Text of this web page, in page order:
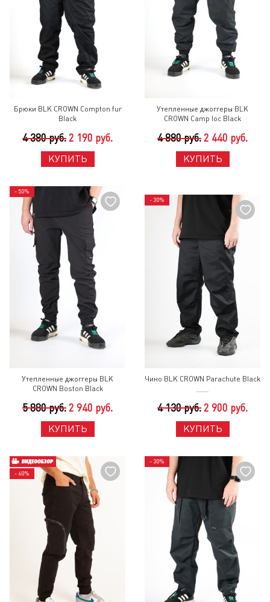
Брюки BLK CROWN Compton fur
Black
4 380 руб. 2 190 руб.
КУПИТЬ
Утепленные джоггеры BLK
CROWN Camp loc Black
4 880 руб. 2 440 руб.
КУПИТЬ
- 50%
Утепленные джоггеры BLK
CROWN Boston Black
5 880 руб. 2 940 руб.
КУПИТЬ
- 30%
Чино BLK CROWN Parachute Black
4 130 руб. 2 900 руб.
КУПИТЬ
- 60%
- 30%